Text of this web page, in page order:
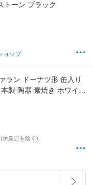
トーン ブラック
ョップ
ラン ドーナツ形 缶入り
製 陶器 素焼き ホワイト
直径約50mm x 高さ約
ストーン プレート 石 プ
ッセンシャルオイル 皿
休業日を除く)